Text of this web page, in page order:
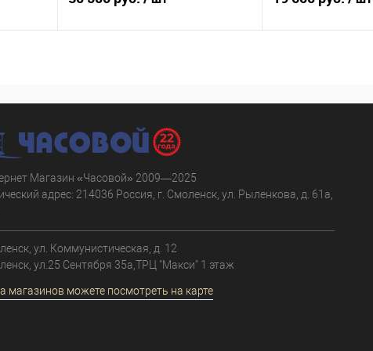
Купить в 1 клик
К сравнению
В избранное
Купить в 1 клик
Магазин «Часовой» 2009—2025
адрес: 214036 Россия, г. Смоленск, ул. Рыленкова, д. 61а,
ул. Коммунистическая, д. 12
ул.25 Сентября 35а,ТРЦ "Макси" 1 этаж
магазинов можете посмотреть на карте